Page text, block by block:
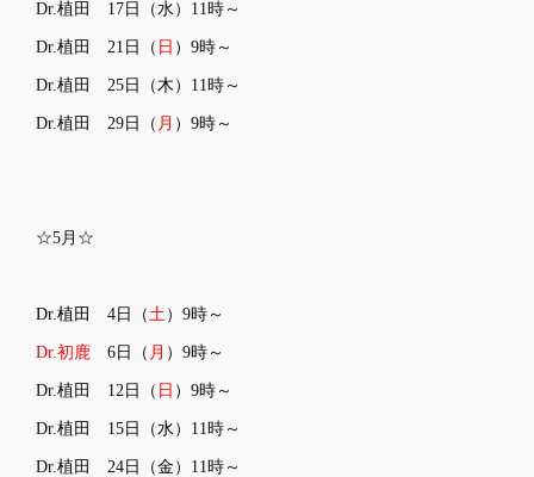
Dr.植田 17日（水）11時～
Dr.植田 21 日（ 日 ）9時～
Dr.植田 25日（木 ）11時～
Dr.植田 29日（ 月 ）9時～
☆5月☆
Dr.植田 4日（土）9時～
Dr.初鹿 6 日（ 月 ）9時～
Dr.植田 12日（ 日 ）9時～
Dr.植田 15日（水）11時～
Dr.植田 24日（金 ）11時～